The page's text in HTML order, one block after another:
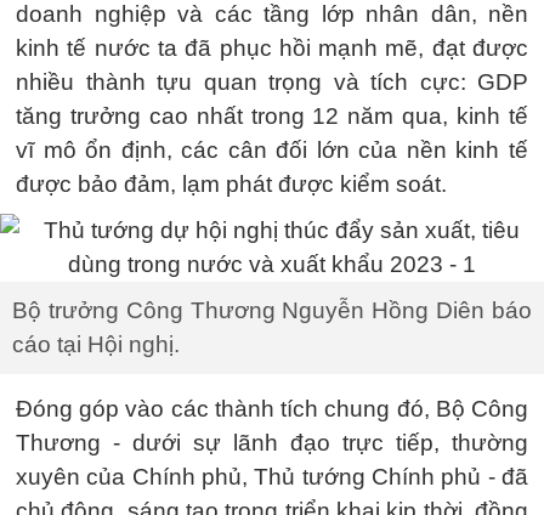
doanh nghiệp và các tầng lớp nhân dân, nền
kinh tế nước ta đã phục hồi mạnh mẽ, đạt được
nhiều thành tựu quan trọng và tích cực: GDP
tăng trưởng cao nhất trong 12 năm qua, kinh tế
vĩ mô ổn định, các cân đối lớn của nền kinh tế
được bảo đảm, lạm phát được kiểm soát.
Bộ trưởng Công Thương Nguyễn Hồng Diên báo
cáo tại Hội nghị.
Đóng góp vào các thành tích chung đó, Bộ Công
Thương - dưới sự lãnh đạo trực tiếp, thường
xuyên của Chính phủ, Thủ tướng Chính phủ - đã